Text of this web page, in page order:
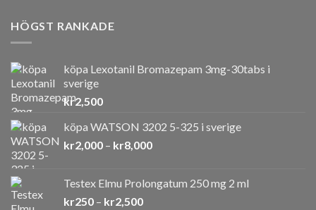
HÖGST RANKADE
köpa Lexotanil Bromazepam 3mg-30tabs i
sverige
kr2,500
köpa WATSON 3202 5-325 i sverige
kr2,000 – kr8,000Prisintervall:
kr8,000
Testex Elmu Prolongatum 250 mg 2 ml
kr250 – kr2,500Prisintervall: